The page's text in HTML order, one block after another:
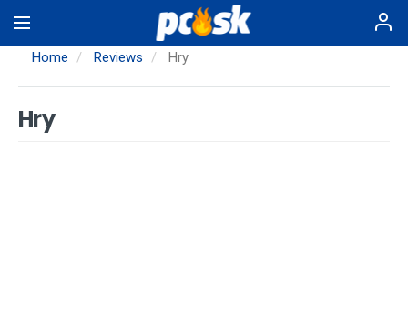
mainHome Reviews Hry
Hry